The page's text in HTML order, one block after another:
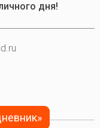
дня!